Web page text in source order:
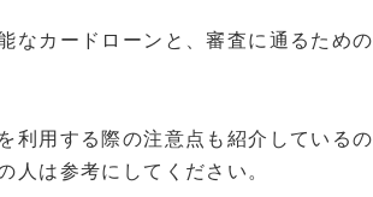
なカードローンと、審査に通るための
利用する際の注意点も紹介しているの
人は参考にしてください。